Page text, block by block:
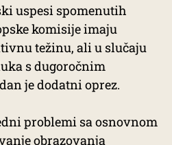
uspesi spomenutih
komisije imaju
težinu, ali u slučaju
s dugoročnim
je dodatni oprez.
problemi sa osnovnom
obrazovanja